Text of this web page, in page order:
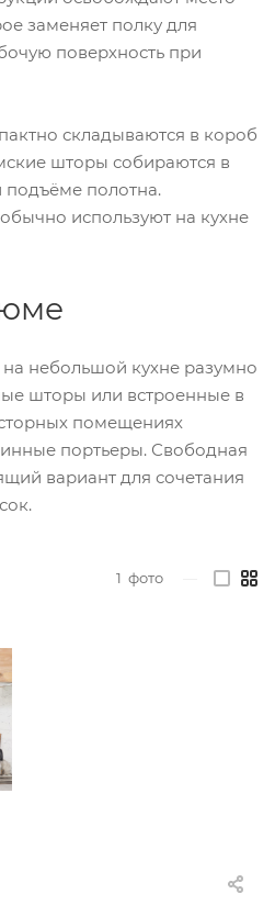
заменяет полку для
поверхность при
складываются в короб
шторы собираются в
полотна.
используют на кухне
небольшой кухне разумно
шторы или встроенные в
помещениях
портьеры. Свободная
вариант для сочетания
1 фото